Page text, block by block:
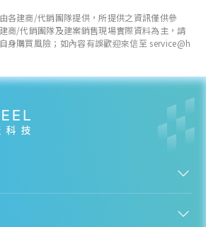
各建商/代銷團隊提供，所提供之資訊僅供參
商/代銷團隊及建案銷售現場實際資料為主，請
身購買風險；如內容有誤歡迎來信至 service@h